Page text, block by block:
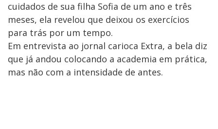
cuidados de sua filha Sofia de um ano e três
meses, ela revelou que deixou os exercícios
para trás por um tempo.
Em entrevista ao jornal carioca Extra, a bela diz
que já andou colocando a academia em prática,
mas não com a intensidade de antes.